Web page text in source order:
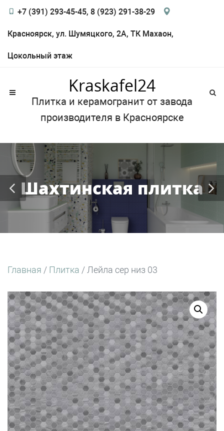
+7 (391) 293-45-45, 8 (923) 291-38-29
Красноярск, ул. Шумяцкого, 2А, ТК Махаон,
Цокольный этаж
Kraskafel24
Плитка и керамогранит от завода
производителя в Красноярске
Шахтинская плитка
Главная / Плитка / Лейла сер низ 03